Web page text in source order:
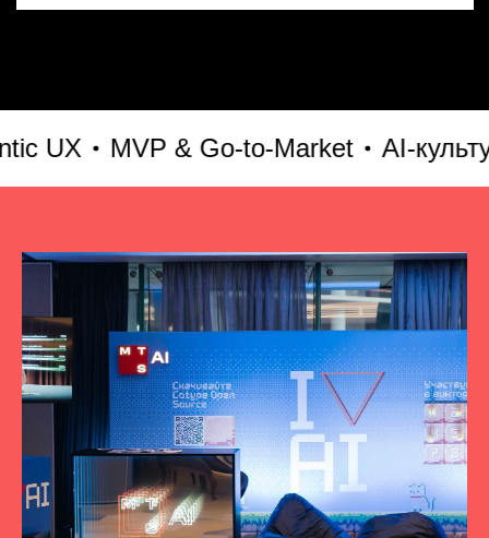
MVP & Go-to-Market AI-культура